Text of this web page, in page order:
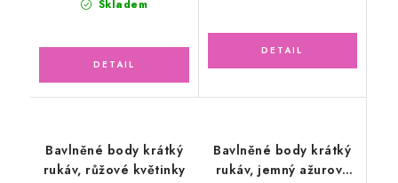
Skladem
Bavlněné body krátký
rukáv, růžové květinky
Bavlněné body krátký
rukáv, jemný ažurový